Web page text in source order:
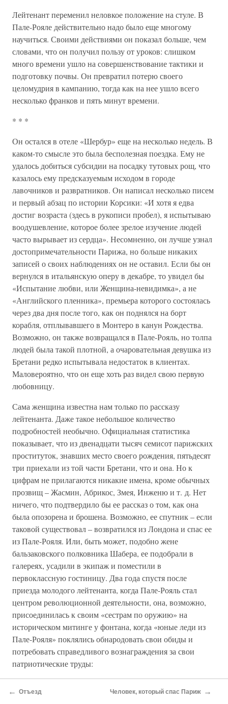
Лейтенант переменил неловкое положение на стуле. В
Пале-Рояле действительно надо было еще многому
научиться. Своими действиями он показал больше, чем
словами, что он получил пользу от уроков: слишком
много времени ушло на совершенствование тактики и
подготовку почвы. Он превратил потерю своего
целомудрия в кампанию, тогда как на нее ушло всего
несколько франков и пять минут времени.
* * *
Он остался в отеле «Шербур» еще на несколько недель. В
каком-то смысле это была бесполезная поездка. Ему не
удалось добиться субсидии на посадку тутовых рощ, что
казалось ему предсказуемым исходом в городе
лавочников и развратников. Он написал несколько писем
и первый абзац по истории Корсики: «И хотя я едва
достиг возраста (здесь в рукописи пробел), я испытываю
воодушевление, которое более зрелое изучение людей
часто вырывает из сердца». Несомненно, он лучше узнал
достопримечательности Парижа, но больше никаких
записей о своих наблюдениях он не оставил. Если бы он
вернулся в итальянскую оперу в декабре, то увидел бы
«Испытание любви, или Женщина-невидимка», а не
«Английского пленника», премьера которого состоялась
через два дня после того, как он поднялся на борт
корабля, отплывавшего в Монтеро в канун Рождества.
Возможно, он также возвращался в Пале-Рояль, но толпа
людей была такой плотной, а очаровательная девушка из
Бретани редко испытывала недостаток в клиентах.
Маловероятно, что он еще хоть раз видел свою первую
любовницу.
Сама женщина известна нам только по рассказу
лейтенанта. Даже такое небольшое количество
подробностей необычно. Официальная статистика
показывает, что из двенадцати тысяч семисот парижских
проституток, знавших место своего рождения, пятьдесят
три приехали из той части Бретани, что и она. Но к
цифрам не прилагаются никакие имена, кроме обычных
прозвищ – Жасмин, Абрикос, Змея, Инженю и т. д. Нет
ничего, что подтвердило бы ее рассказ о том, как она
была опозорена и брошена. Возможно, ее спутник – если
таковой существовал – возвратился из Лондона и спас ее
из Пале-Рояля. Или, быть может, подобно жене
бальзаковского полковника Шабера, ее подобрали в
галереях, усадили в экипаж и поместили в
первоклассную гостиницу. Два года спустя после
приезда молодого лейтенанта, когда Пале-Рояль стал
центром революционной деятельности, она, возможно,
присоединилась к своим «сестрам по оружию» на
историческом митинге у фонтана, когда «юные леди из
Пале-Рояля» поклялись обнародовать свои обиды и
потребовать справедливого вознаграждения за свои
патриотические труды:
Париже, не имеющие причин жаловаться на нас,
← Отъезд Человек, который спас Париж →